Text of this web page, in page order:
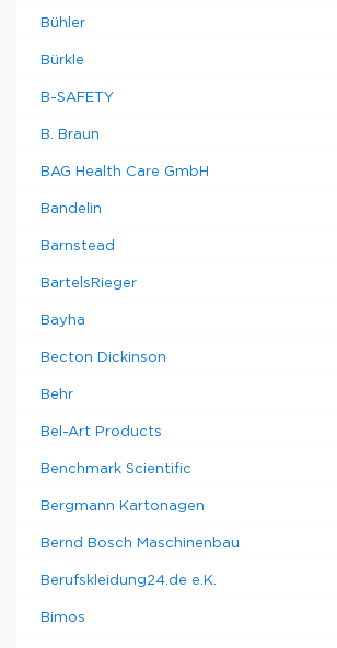
Bühler
Bürkle
B-SAFETY
B. Braun
BAG Health Care GmbH
Bandelin
Barnstead
BartelsRieger
Bayha
Becton Dickinson
Behr
Bel-Art Products
Benchmark Scientific
Bergmann Kartonagen
Bernd Bosch Maschinenbau
Berufskleidung24.de e.K.
Bimos